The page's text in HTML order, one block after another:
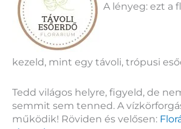
A lényeg: ezt a
kezeld, mint egy távoli, trópusi
Tedd világos helyre, figyeld, de
semmit sem tenned. A
működik! Röviden és velősen: